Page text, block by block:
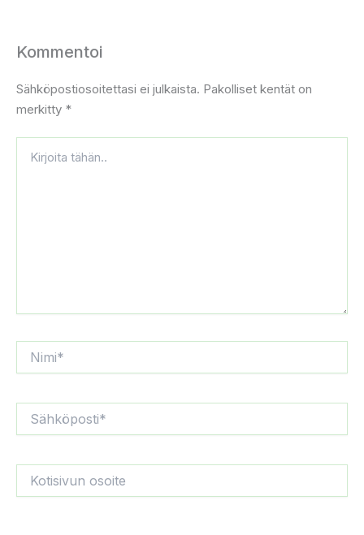
Kommentoi
Sähköpostiosoitettasi ei julkaista. Pakolliset kentät on
merkitty *
tähän..
osoite